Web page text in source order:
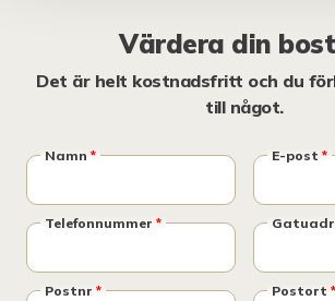
Värdera din
Det är helt kostnadsfritt och du
till något.
Namn * E-post *
Telefonnummer *
Postnr * Postort *